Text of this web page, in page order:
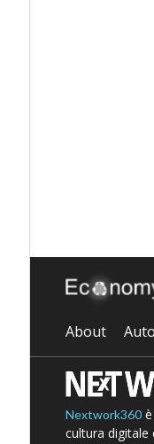
About
Nextwork360è
cultura digitale